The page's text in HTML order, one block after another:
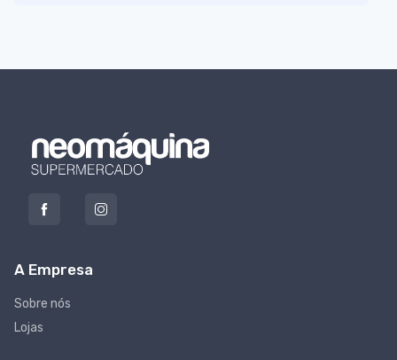
A Empresa
Sobre nós
Lojas